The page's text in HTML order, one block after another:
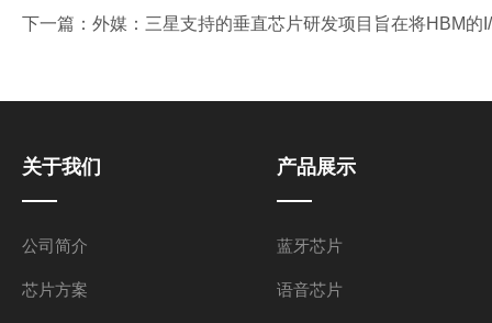
下一篇： 外媒：三星支持的垂直芯片研发项目旨在将HBM
关于我们
公司简介
芯片方案
产品展示
蓝牙芯片
语音芯片